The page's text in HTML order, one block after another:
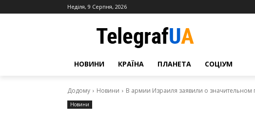
Неділя, 9 Серпня, 2026
НОВИНИ КРАЇНА ПЛАНЕТА СОЦІУМ
Додому Новини В армии Израиля заявили о значительном
Новини